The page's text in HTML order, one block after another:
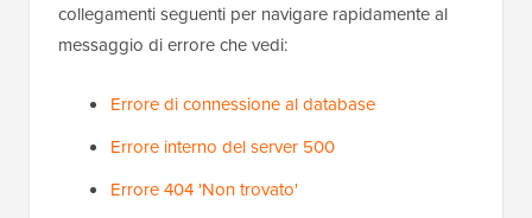
collegamenti seguenti per navigare rapidamente al
messaggio di errore che vedi:
Errore di connessione al database
Errore interno del server 500
Errore 404 'Non trovato'